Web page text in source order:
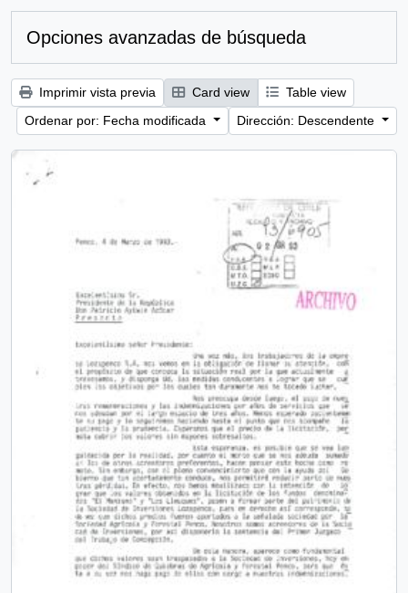
Opciones avanzadas de búsqueda
Imprimir vista previa Card view
Table view
Ordenar por: Fecha modificada
Dirección: Descendente